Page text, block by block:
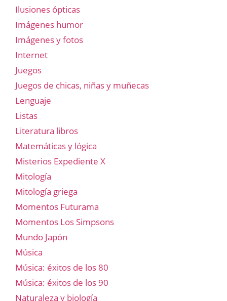
Ilusiones ópticas
Imágenes humor
Imágenes y fotos
Internet
Juegos
Juegos de chicas, niñas y muñecas
Lenguaje
Listas
Literatura libros
Matemáticas y lógica
Misterios Expediente X
Mitología
Mitología griega
Momentos Futurama
Momentos Los Simpsons
Mundo Japón
Música
Música: éxitos de los 80
Música: éxitos de los 90
Naturaleza y biología